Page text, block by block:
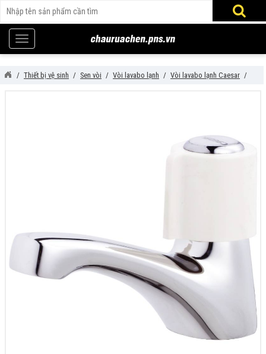
Thiết bị vệ sinh Sen vòi Vòi lavabo lạnh Vòi lavabo lạnh Caesar